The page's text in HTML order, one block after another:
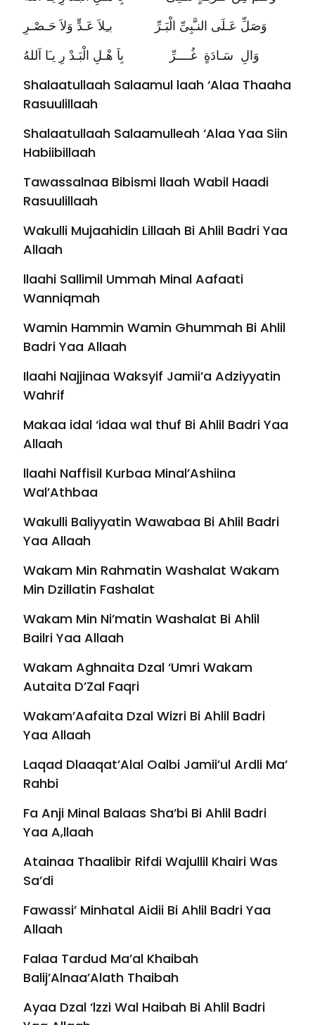
وَصَلِّ عَـلَى النـَّبِىِّ الْبَـرِّ بـِلاَ عَـدٍّ وَلاَ حَـصْـرِ
وَالِ سَـادَةٍ غُــــرِّ بِاَ هْـلِ الْبَـدْ رِ يـَا اَللهُ
Shalaatullaah Salaamul laah ‘Alaa Thaaha
Rasuulillaah
Shalaatullaah Salaamulleah ‘Alaa Yaa Siin
Habiibillaah
Tawassalnaa Bibismi llaah Wabil Haadi
Rasuulillaah
Wakulli Mujaahidin Lillaah Bi Ahlil Badri Yaa
Allaah
llaahi Sallimil Ummah Minal Aafaati
Wanniqmah
Wamin Hammin Wamin Ghummah Bi Ahlil
Badri Yaa Allaah
Ilaahi Najjinaa Waksyif Jamii’a Adziyyatin
Wahrif
Makaa idal ‘idaa wal thuf Bi Ahlil Badri Yaa
Allaah
llaahi Naffisil Kurbaa Minal’Ashiina
Wal’Athbaa
Wakulli Baliyyatin Wawabaa Bi Ahlil Badri
Yaa Allaah
Wakam Min Rahmatin Washalat Wakam
Min Dzillatin Fashalat
Wakam Min Ni’matin Washalat Bi Ahlil
Bailri Yaa Allaah
Wakam Aghnaita Dzal ‘Umri Wakam
Autaita D’Zal Faqri
Wakam’Aafaita Dzal Wizri Bi Ahlil Badri
Yaa Allaah
Laqad Dlaaqat’Alal Oalbi Jamii’ul Ardli Ma’
Rahbi
Fa Anji Minal Balaas Sha’bi Bi Ahlil Badri
Yaa A,llaah
Atainaa Thaalibir Rifdi Wajullil Khairi Was
Sa’di
Fawassi’ Minhatal Aidii Bi Ahlil Badri Yaa
Allaah
Falaa Tardud Ma’al Khaibah
Balij’Alnaa’Alath Thaibah
Ayaa Dzal ‘lzzi Wal Haibah Bi Ahlil Badri